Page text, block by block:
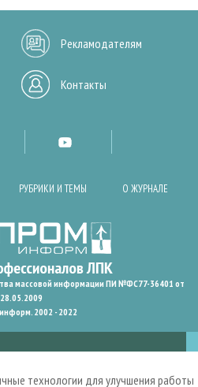
Рекламодателям
Контакты
РУБРИКИ И ТЕМЫ О ЖУРНАЛЕ
массовой информации ПИ №ФС77-36401 от
28.05.2009
2002 - 2022
технологии для улучшения работы